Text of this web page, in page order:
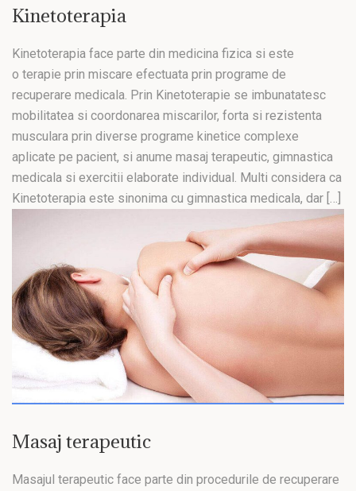
Kinetoterapia
Kinetoterapia face parte din medicina fizica si este
o terapie prin miscare efectuata prin programe de
recuperare medicala. Prin Kinetoterapie se imbunatatesc
mobilitatea si coordonarea miscarilor, forta si rezistenta
musculara prin diverse programe kinetice complexe
aplicate pe pacient, si anume masaj terapeutic, gimnastica
medicala si exercitii elaborate individual. Multi considera ca
Kinetoterapia este sinonima cu gimnastica medicala, dar […]
Masaj terapeutic
Masajul terapeutic face parte din procedurile de recuperare